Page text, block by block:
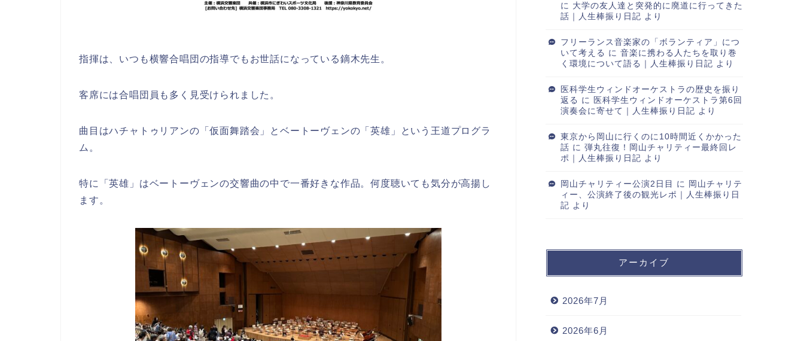
指揮は、いつも横響合唱団の指導でもお世話になっている鏑木先生。
客席には合唱団員も多く見受けられました。
曲目はハチャトゥリアンの「仮面舞踏会」とベートーヴェンの「英雄」という王道プログラ
ム。
特に「英雄」はベートーヴェンの交響曲の中で一番好きな作品。何度聴いても気分が高揚し
ます。
に 大学の友人達と突発的に廃道に行ってきた
話｜人生棒振り日記 より
フリーランス音楽家の「ボランティア」につ
いて考える に 音楽に携わる人たちを取り巻
く環境について語る｜人生棒振り日記 より
医科学生ウィンドオーケストラの歴史を振り
返る に
医科学生ウィンドオーケストラ第6回
演奏会に寄せて｜人生棒振り日記 より
東京から岡山に行くのに10時間近くかかった
話 に 弾丸往復！岡山チャリティー最終回レ
ポ｜人生棒振り日記 より
岡山チャリティー公演2日目 に
岡山チャリテ
ィー、公演終了後の観光レポ｜人生棒振り日
記 より
アーカイブ
2026年7月
2026年6月